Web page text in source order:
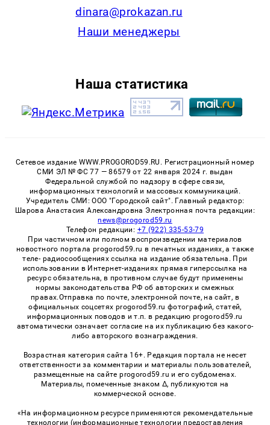
dinara@prokazan.ru
Наши менеджеры
Наша статистика
Сетевое издание WWW.PROGOROD59.RU. Регистрационный номер
СМИ ЭЛ № ФС 77 — 86579 от 22 января 2024 г. выдан
Федеральной службой по надзору в сфере связи,
информационных технологий и массовых коммуникаций.
Учредитель СМИ: ООО "Городской сайт". Главный редактор:
Шарова Анастасия Александровна Электронная почта редакции:
news@progorod59.ru
Телефон редакции: +7 (922) 335-53-79
При частичном или полном воспроизведении материалов
новостного портала progorod59.ru в печатных изданиях, а также
теле- радиосообщениях ссылка на издание обязательна. При
использовании в Интернет-изданиях прямая гиперссылка на
ресурс обязательна, в противном случае будут применены
нормы законодательства РФ об авторских и смежных
правах.Отправка по почте, электронной почте, на сайт, в
официальных соцсетях progorod59.ru фотографий, статей,
информационных поводов и т.п. в редакцию progorod59.ru
автоматически означает согласие на их публикацию без какого-
либо авторского вознаграждения.
Возрастная категория сайта 16+. Редакция портала не несет
ответственности за комментарии и материалы пользователей,
размещенные на сайте progorod59.ru и его субдоменах.
Материалы, помеченные знаком Δ, публикуются на
коммерческой основе.
«На информационном ресурсе применяются рекомендательные
технологии (информационные технологии предоставления